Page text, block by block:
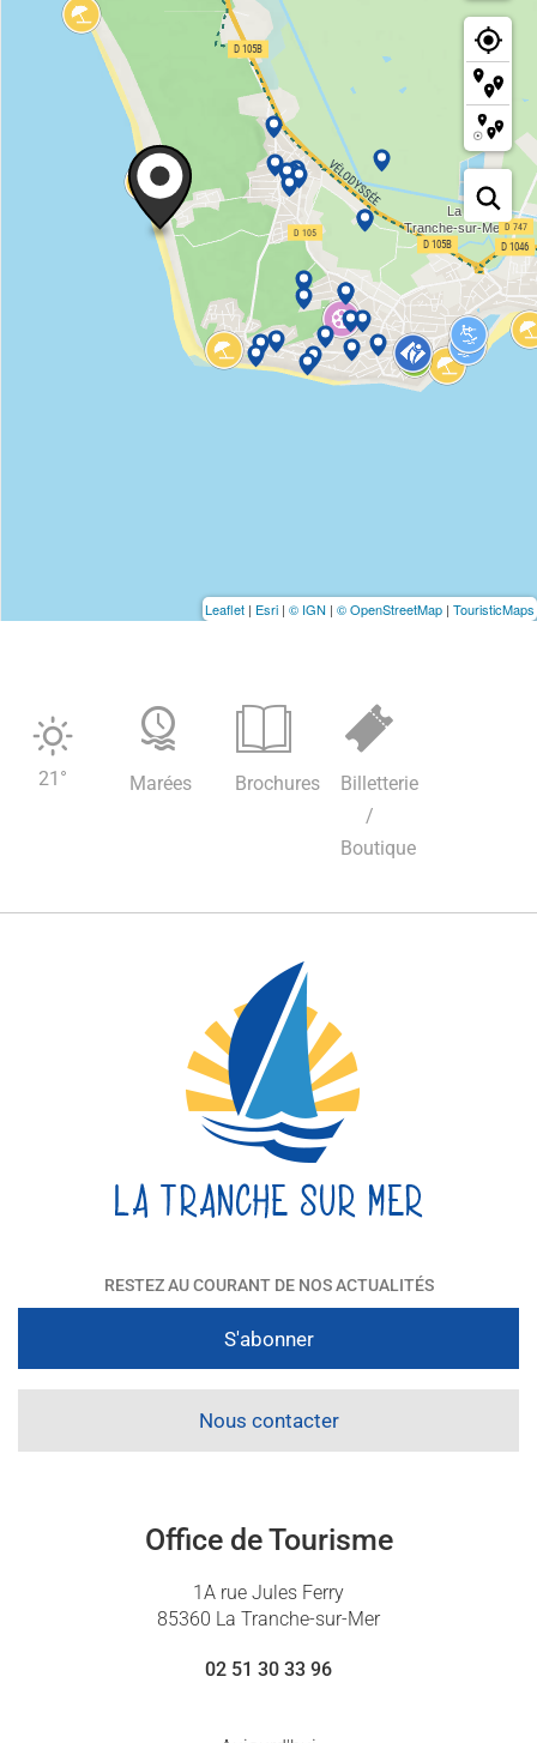
Leaflet | Esri | © IGN | © OpenStreetMap | TouristicMaps
21 ° Marées Brochures
Billetterie
/
Boutique
RESTEZ AU COURANT DE NOS ACTUALITÉS
S'abonner
Nous contacter
Office de Tourisme
1A rue Jules Ferry
85360 La Tranche-sur-Mer
02 51 30 33 96